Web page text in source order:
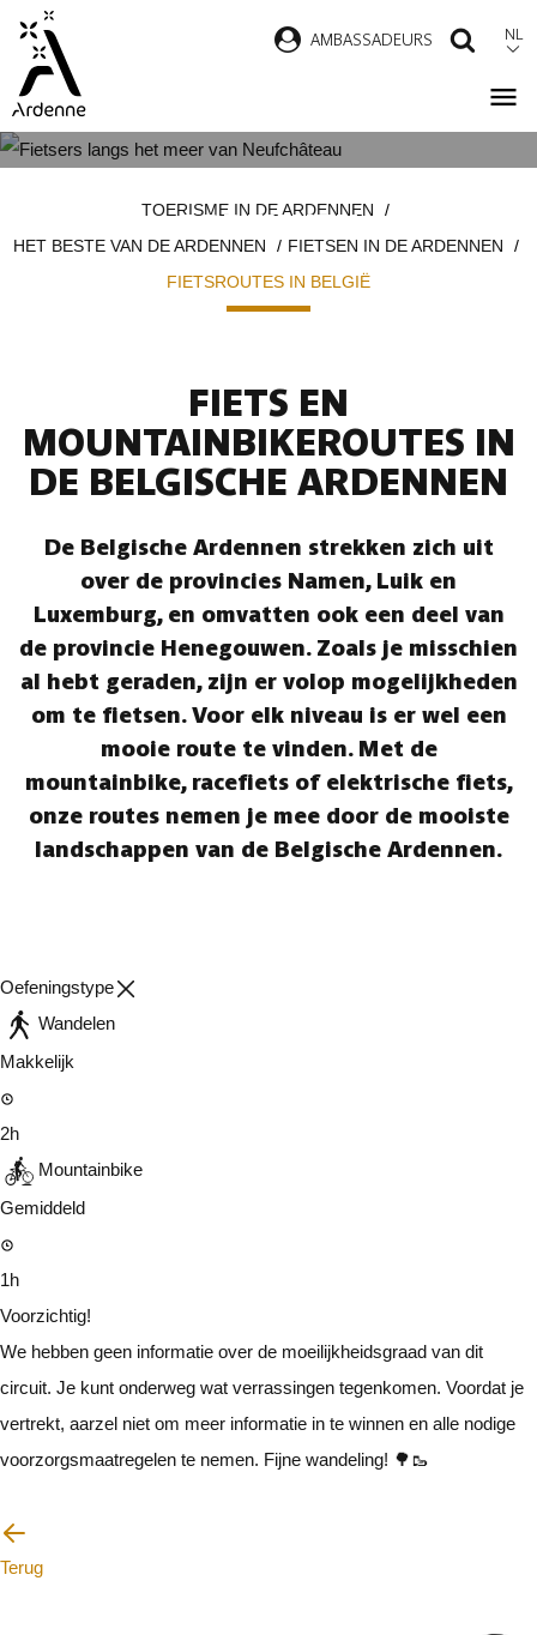
Overslaan
naar
inhoud
AMBASSADEURS NL
ARDENNEN
TOERISME IN DE ARDENNEN
HET BESTE VAN DE ARDENNEN
FIETSEN IN DE ARDENNEN
FIETSROUTES IN BELGIË
FIETS EN
MOUNTAINBIKEROUTES IN
DE BELGISCHE ARDENNEN
De Belgische Ardennen strekken zich uit
over de provincies Namen, Luik en
Luxemburg, en omvatten ook een deel van
de provincie Henegouwen. Zoals je misschien
al hebt geraden, zijn er volop mogelijkheden
om te fietsen. Voor elk niveau is er wel een
mooie route te vinden. Met de
mountainbike, racefiets of elektrische fiets,
onze routes nemen je mee door de mooiste
landschappen van de Belgische Ardennen.
Oefeningstype
Wandelen
Makkelijk
2h
Mountainbike
Gemiddeld
1h
Voorzichtig!
We hebben geen informatie over de moeilijkheidsgraad van dit
circuit. Je kunt onderweg wat verrassingen tegenkomen. Voordat je
vertrekt, aarzel niet om meer informatie in te winnen en alle nodige
voorzorgsmaatregelen te nemen. Fijne wandeling! 🌳🥾
Terug